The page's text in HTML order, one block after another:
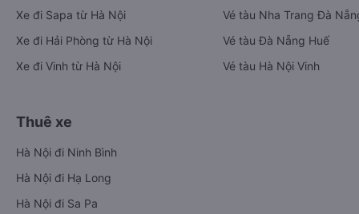
Xe đi Sapa từ Hà Nội
Xe đi Hải Phòng từ Hà Nội
Xe đi Vinh từ Hà Nội
Vé tàu Nha Trang Đà
Vé tàu Đà Nẵng Huế
Vé tàu Hà Nội Vinh
Thuê xe
Hà Nội đi Ninh Bình
Hà Nội đi Hạ Long
Hà Nội đi Sa Pa